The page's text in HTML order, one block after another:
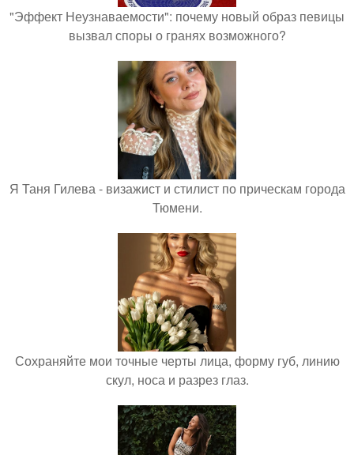
"Эффект Неузнаваемости": почему новый образ певицы
вызвал споры о гранях возможного?
Я Таня Гилева - визажист и стилист по прическам города
Тюмени.
Сохраняйте мои точные черты лица, форму губ, линию
скул, носа и разрез глаз.